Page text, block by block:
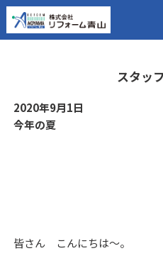
スタッ
2020年9月1日
今年の夏
皆さん こんにちは～。